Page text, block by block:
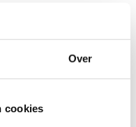
Over
cookies
jarenlang mee dankzij de
varianten
van de